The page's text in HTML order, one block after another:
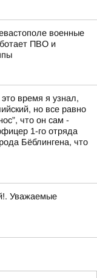
военные
ПВО и
время я узнал,
но все равно
что он сам -
1-го отряда
Бёблингена, что
Уважаемые